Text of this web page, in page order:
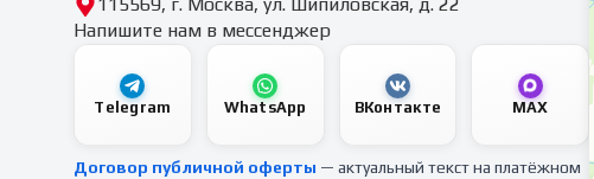
115569, г. Москва, ул. Шипиловская, д. 22
Напишите нам в мессенджер
Telegram WhatsApp ВКонтакте MAX